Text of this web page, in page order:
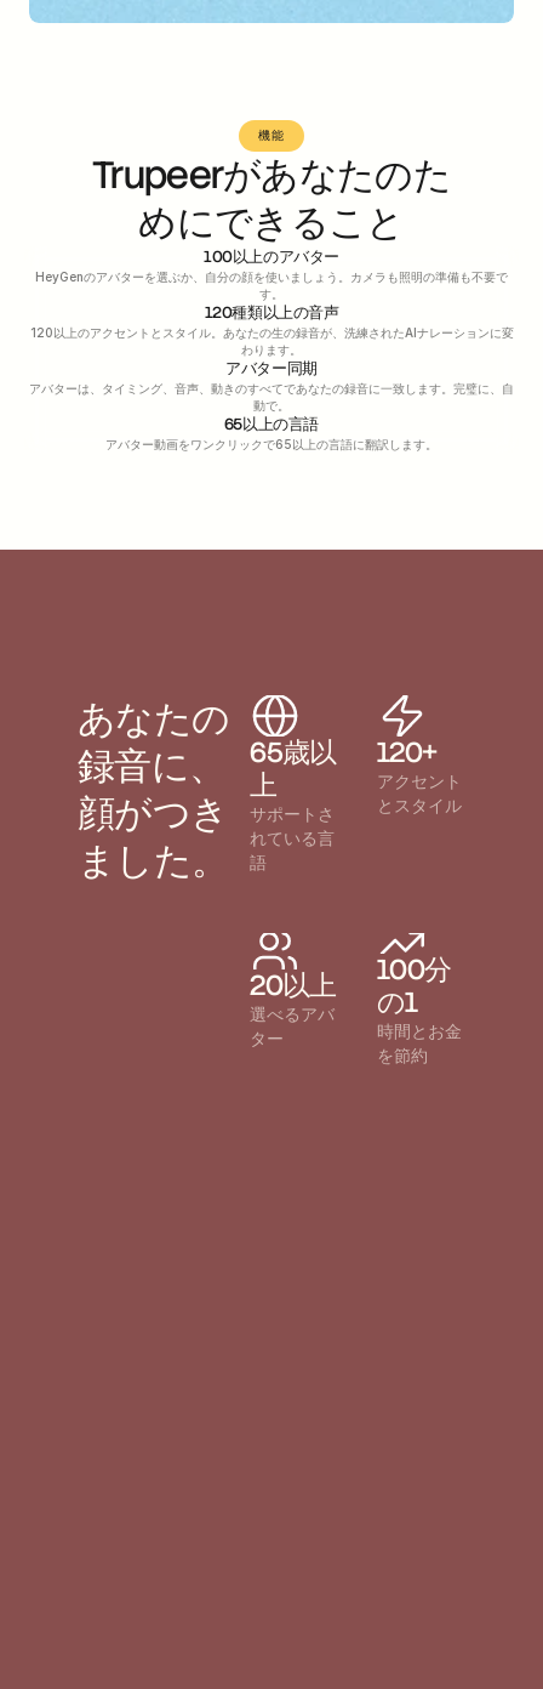
機能
Trupeerがあなたのた
めにできること
100以上のアバター
HeyGenのアバターを選ぶか、自分の顔を使いましょう。カメラも照明の準備も不要で
す。
120種類以上の音声
120以上のアクセントとスタイル。あなたの生の録音が、洗練されたAIナレーションに変
わります。
アバター同期
アバターは、タイミング、音声、動きのすべてであなたの録音に一致します。完璧に、自
動で。
65以上の言語
アバター動画をワンクリックで65以上の言語に翻訳します。
あなたの
録音に、
顔がつき
ました。
65歳以
上
サポートさ
れている言
語
120+
アクセント
とスタイル
20以上
選べるアバ
ター
100分
の1
時間とお金
を節約